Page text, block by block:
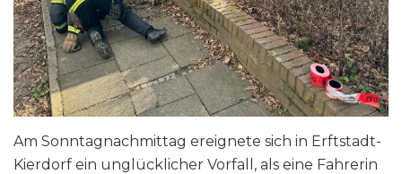
Am Sonntagnachmittag ereignete sich in Erftstadt-
Kierdorf ein unglücklicher Vorfall, als eine Fahrerin